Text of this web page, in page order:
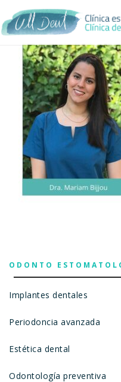
ODONTO
Implantes dentales
Periodoncia avanzada
Estética dental
Odontología preventiva